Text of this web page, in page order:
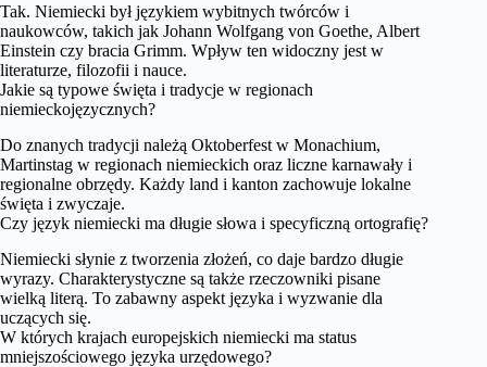
Tak. Niemiecki był językiem wybitnych twórców i
naukowców, takich jak Johann Wolfgang von Goethe, Albert
Einstein czy bracia Grimm. Wpływ ten widoczny jest w
literaturze, filozofii i nauce.
Jakie są typowe święta i tradycje w regionach
niemieckojęzycznych?
Do znanych tradycji należą Oktoberfest w Monachium,
Martinstag w regionach niemieckich oraz liczne karnawały i
regionalne obrzędy. Każdy land i kanton zachowuje lokalne
święta i zwyczaje.
Czy język niemiecki ma długie słowa i specyficzną ortografię?
Niemiecki słynie z tworzenia złożeń, co daje bardzo długie
wyrazy. Charakterystyczne są także rzeczowniki pisane
wielką literą. To zabawny aspekt języka i wyzwanie dla
uczących się.
W których krajach europejskich niemiecki ma status
mniejszościowego języka urzędowego?